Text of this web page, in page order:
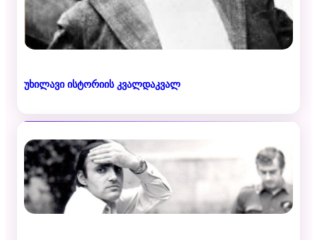
უხილავი ისტორიის კვალდაკვალ